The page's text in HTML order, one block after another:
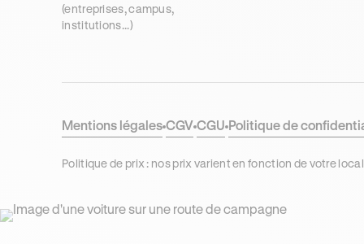
(entreprises, campus,
institutions...)
Mentions légales CGV CGU Politique de
Politique de prix : nos prix varient en fonction de votre